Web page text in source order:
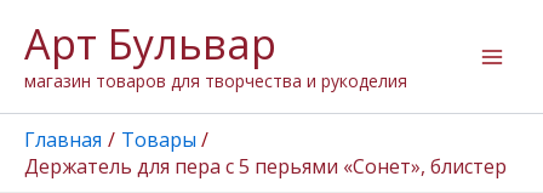
содержимому
Арт Бульвар
магазин товаров для творчества и рукоделия
Главная
Товары
Держатель для пера с 5 перьями «Сонет», блистер
товара
Держатель
для
пера
с
перьями